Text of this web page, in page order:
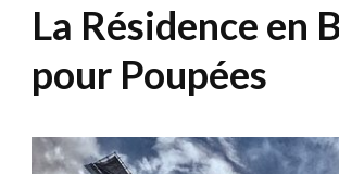
La Résidence en
pour Poupées